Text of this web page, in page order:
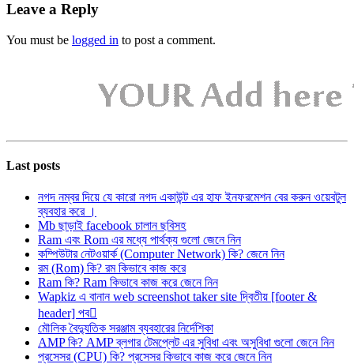
Leave a Reply
You must be logged in to post a comment.
Last posts
নগদ নম্বর দিয়ে যে কারো নগদ একাউন্ট এর হাফ ইনফরমেশন বের করুন ওয়েবটুল
ব্যবহার করে ।
Mb ছাড়াই facebook চালান ছবিসহ
Ram এবং Rom এর মধ্যে পার্থক্য গুলো জেনে নিন
কম্পিউটার নেটওয়ার্ক (Computer Network) কি? জেনে নিন
রম (Rom) কি? রম কিভাবে কাজ করে
Ram কি? Ram কিভাবে কাজ করে জেনে নিন
Wapkiz এ বানান web screenshot taker site দ্বিতীয় [footer &
header] পব
মৌলিক বৈদ্যুতিক সরঞ্জাম ব্যবহারের নির্দেশিকা
AMP কি? AMP ব্লগার টেমপ্লেট এর সুবিধা এবং অসুবিধা গুলো জেনে নিন
প্রসেসর (CPU) কি? প্রসেসর কিভাবে কাজ করে জেনে নিন